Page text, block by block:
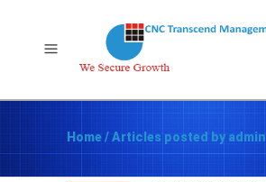
Home/Articles posted by admin